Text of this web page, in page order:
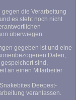
gegen die Verarbeitung
es steht noch nicht
überwiegen.
gegeben ist und eine
Daten,
sind,
an einen Mitarbeiter
Deepest-
veranlassen.